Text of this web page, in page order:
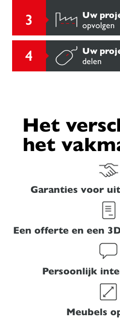
Uw
opvolgen
Uw
delen
Het
het
Garanties voor
Een offerte en een
Persoonlijk
Meubels